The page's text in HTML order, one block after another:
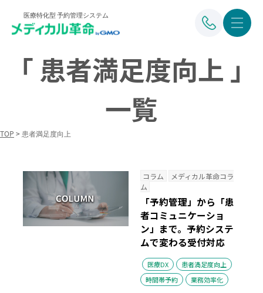
医療特化型 予約管理システム
「 患者満足度向上 」
一覧
TOP > 患者満足度向上
コラム
メディカル革命コラ
ム
「予約管理」から「患
者コミュニケーショ
ン」まで。予約システ
ムで変わる受付対応
医療DX
患者満足度向上
時間帯予約
業務効率化